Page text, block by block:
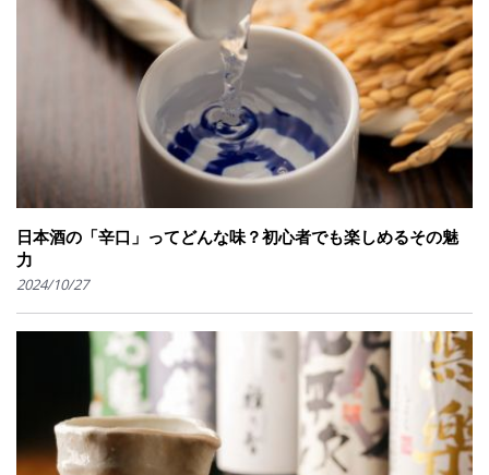
日本酒の「辛口」ってどんな味？初心者でも楽しめるその魅
力
2024/10/27